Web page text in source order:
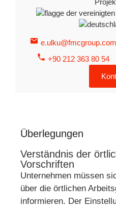
e.ulku@fmcgroup.com
+90 212 363 80 54
Überlegungen
Verständnis der
Vorschriften
Unternehmen müssen
über die örtlichen
informieren. Der